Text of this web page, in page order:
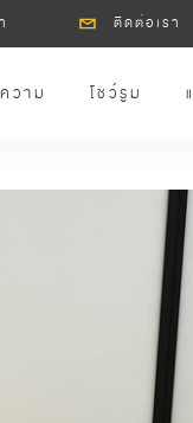
ติดต่อเรา
วาม โชว์รูม